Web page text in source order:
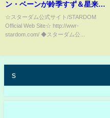
ン・ベーンが鈴季すず＆星来芽
依を下し、タッグリーグ初優
勝！-11.12長岡大会-
【STARDOM】
☆スターダム公式サイト/STARDOM
Official Web Site☆ http://wwr-
stardom.com/ ◆スターダム公...
s